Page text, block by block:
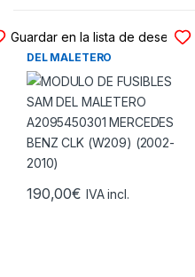
Guardar en la lista de deseos
MODULO DE FUSIBLES SAM
DEL MALETERO
A2095450301 MERCEDES
BENZ CLK (W209) (2002-
2010)
190,00€ IVA incl.